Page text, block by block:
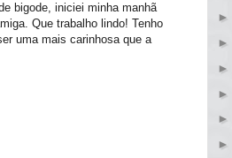
bigode, iniciei minha manhã
Que trabalho lindo! Tenho
uma mais carinhosa que a
►
►
►
►
►
►